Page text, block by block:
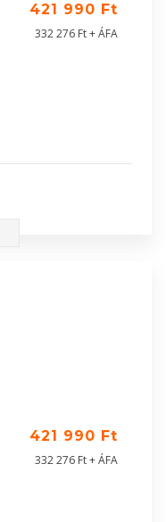
421 990 Ft
332 276 Ft + ÁFA
421 990 Ft
332 276 Ft + ÁFA